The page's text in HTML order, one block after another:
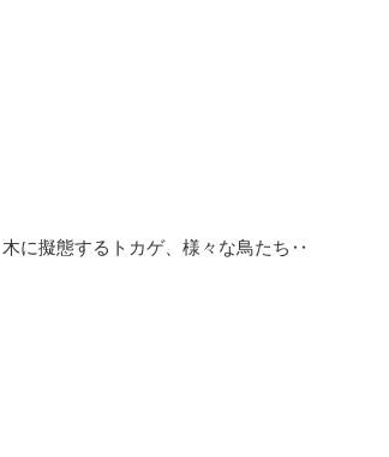
に擬態するトカゲ、様々な鳥たち‥